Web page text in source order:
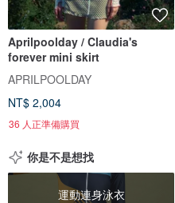
Aprilpoolday / Claudia's
forever mini skirt
APRILPOOLDAY
NT$ 2,004
36 人正準備購買
你是不是想找
運動連身泳衣